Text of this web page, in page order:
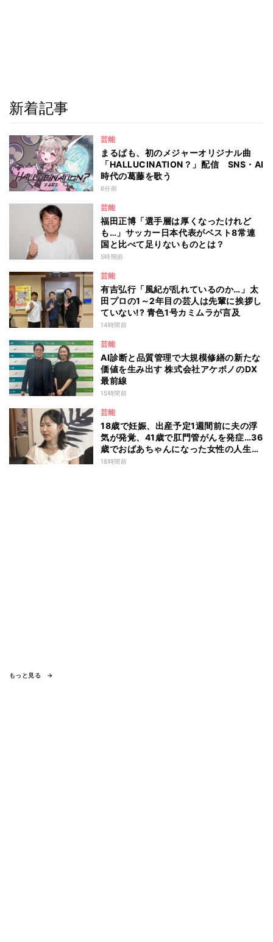
新着記事
芸能
まるぱも、初のメジャーオリジナル曲
「HALLUCINATION？」配信 SNS・AI
時代の葛藤を歌う
6分前
芸能
福田正博「選手層は厚くなったけれど
も…」サッカー日本代表がベスト8常連
国と比べて足りないものとは？
5時間前
芸能
有吉弘行「風紀が乱れているのか…」太
田プロの1～2年目の芸人は先輩に挨拶し
ていない!? 青色1号カミムラが言及
14時間前
芸能
AI診断と品質管理で大規模修繕の新たな
価値を生み出す 株式会社アケボノのDX
最前線
15時間前
芸能
18歳で妊娠、出産予定1週間前に夫の浮
気が発覚、41歳で肛門管がんを発症…36
歳でおばあちゃんになった女性の人生に
島田珠代も思わず涙 『愛のハイエナ
18時間前
もっと見る